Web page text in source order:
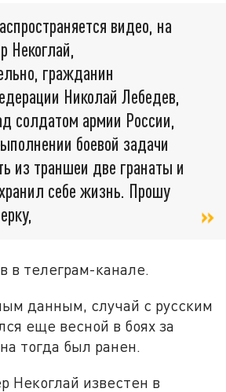
видео, на
Некоглай,
гражданин
Николай Лебедев,
солдатом армии России,
боевой задачи
из траншеи две гранаты и
себе жизнь. Прошу
в телеграм-канале.
данным, случай с русским
еще весной в боях за
тогда был ранен.
Некоглай известен в